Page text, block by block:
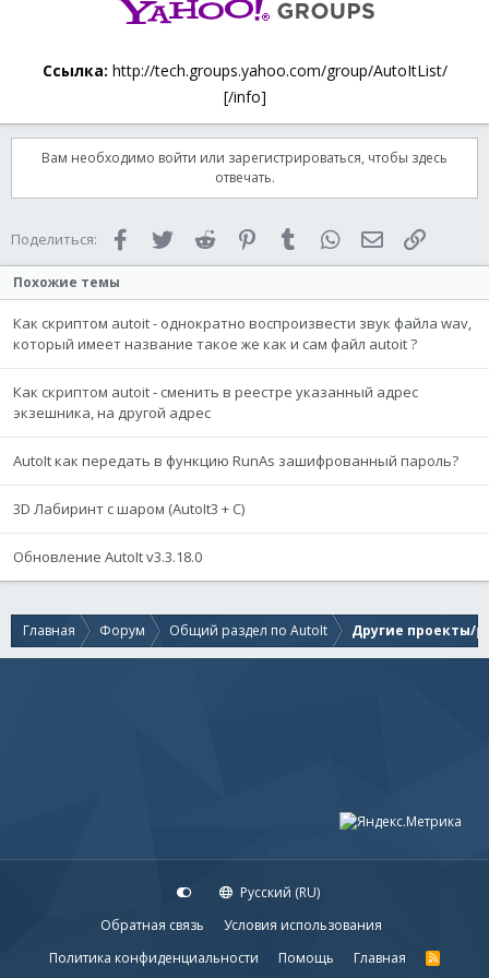
Ссылка: http://tech.groups.yahoo.com/group/AutoItList/
[/info]​
Вам необходимо войти или зарегистрироваться, чтобы здесь
отвечать.
Поделиться: FacebookTwitter Reddit PinterestTumblr WhatsAppЭлектронная
Похожие темы
Как скриптом autoit - однократно воспроизвести звук файла wav,
который имеет название такое же как и сам файл autoit ?
Как скриптом autoit - сменить в реестре указанный адрес
экзешника, на другой адрес
AutoIt как передать в функцию RunAs зашифрованный пароль?
3D Лабиринт с шаром (AutoIt3 + C)
Обновление AutoIt v3.3.18.0
Главная Форум Общий раздел по AutoIt Другие проекты/
Русский (RU)
Обратная связь
Условия использования
Политика конфиденциальности
Помощь Главная
R
S